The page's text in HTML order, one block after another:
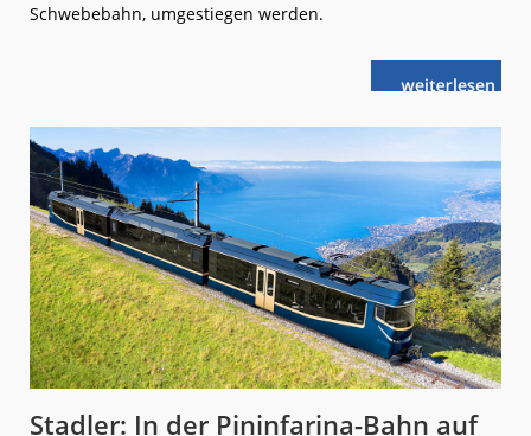
Schwebebahn, umgestiegen werden.
weiterlese
nAusflugstipp:
Sachsen
Stadler: In der Pininfarina-Bahn auf